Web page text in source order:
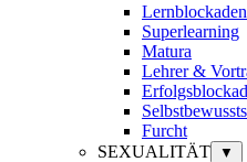
Lernblockaden
Superlearning
Matura
Lehrer &
Furcht
SEXUALITÄT
▼